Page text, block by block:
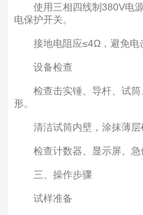
使用三相四线制380V电源
电保护开关。
接地电阻应≤4Ω，避免电
设备检查
检查击实锤、导杆、试筒
形。
清洁试筒内壁，涂抹薄层
检查计数器、显示屏、急
三、操作步骤
试样准备